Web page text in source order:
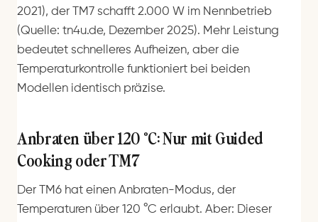
2021), der TM7 schafft 2.000 W im Nennbetrieb
(Quelle: tn4u.de, Dezember 2025). Mehr Leistung
bedeutet schnelleres Aufheizen, aber die
Temperaturkontrolle funktioniert bei beiden
Modellen identisch präzise.
Anbraten über 120 °C: Nur mit Guided
Cooking oder TM7
Der TM6 hat einen Anbraten-Modus, der
Temperaturen über 120 °C erlaubt. Aber: Dieser